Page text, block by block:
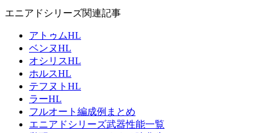
エニアドシリーズ関連記事
アトゥムHL
ベンヌHL
オシリスHL
ホルスHL
テフヌトHL
ラーHL
フルオート編成例まとめ
エニアドシリーズ武器性能一覧